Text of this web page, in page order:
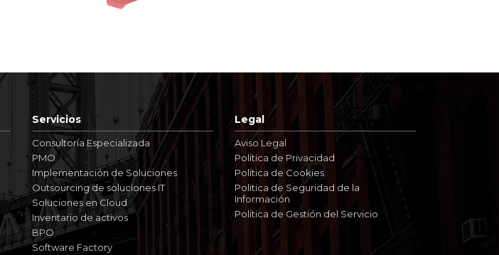
Servicios
Consultoría Especializada
PMO
Implementación de Soluciones
Outsourcing de soluciones IT
Soluciones en Cloud
Inventario de activos
BPO
Software Factory
Legal
Aviso Legal
Política de Privacidad
Política de Cookies
Politica de Seguridad de la
Información
Política de Gestión del Servicio